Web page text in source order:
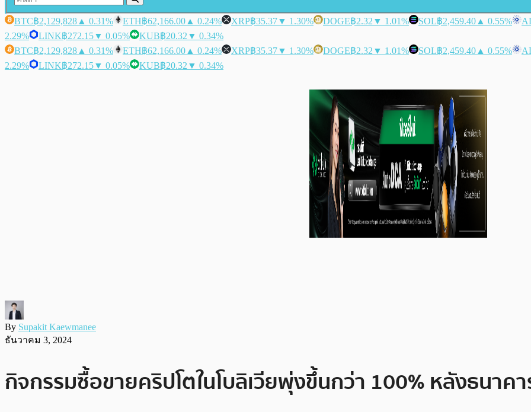
BTC฿2,129,828 ▲ 0.31% ETH฿62,166.00 ▲ 0.24% XRP฿35.37▼ 1.30% DOGE฿2.32 ▼ 1.01% SOL฿2,459.40 ▲ 0.55%
2.29%
LINK฿272.15▼ 0.05% KUB฿20.32 ▼ 0.34%
BTC฿2,129,828 ▲ 0.31% ETH฿62,166.00 ▲ 0.24% XRP฿35.37▼ 1.30% DOGE฿2.32 ▼ 1.01% SOL฿2,459.40 ▲ 0.55%
2.29%
LINK฿272.15▼ 0.05% KUB฿20.32 ▼ 0.34%
By Supakit Kaewmanee
ธันวาคม 3, 2024
กิจกรรมซื้อขายคริปโตในโบลิเวียพุ่งขึ้นกว่า 100% หลังธนาค